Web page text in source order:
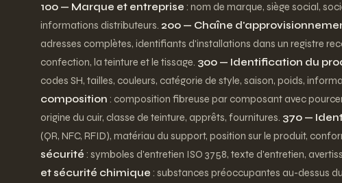
100 — Marque et entreprise : nom de marque, siège social,
informations distributeurs. 200 — Chaîne
adresses complètes, identifiants d'installations dans un registre
confection, la teinture et le tissage. 300 — Identification du
codes SH, tailles, couleurs, catégorie de style, saison, poids,
composition : composition fibreuse par composant avec
origine du cuir, classe de teinture, apprêts, fournitures. 370 —
(QR, NFC, RFID), matériau du support, position sur le produit,
sécurité : symboles d'entretien ISO 3758, texte d'entretien,
et sécurité chimique : substances préoccupantes au-dessus